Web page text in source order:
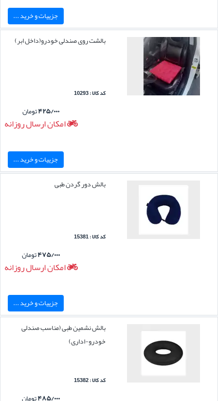
جزییات و خرید ...
بالشت روی صندلی خودرو(داخل ابر)
کد کالا : 10293
۴۲۵/۰۰۰تومان
امکان ارسال روزانه
جزییات و خرید ...
بالش دور گردن طبی
کد کالا : 15381
۴۷۵/۰۰۰تومان
امکان ارسال روزانه
جزییات و خرید ...
بالش نشمین طبی (مناسب صندلی
خودرو-اداری)
کد کالا : 15382
۴۸۵/۰۰۰تومان